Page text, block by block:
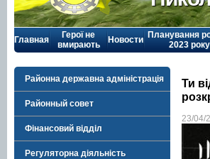
Главная
Герої не
вмирають
Новости Планування
2023 року
Районна державна адміністрація
Районный совет
Фінансовий відділ
Регуляторна діяльність
Ти
23/04/